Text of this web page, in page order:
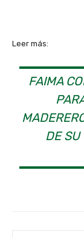
Leer más:
FAIMA
DE SU